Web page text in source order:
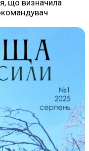
що визначила